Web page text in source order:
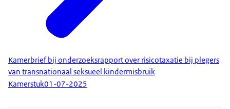
Kamerbrief bij onderzoeksrapport over risicotaxatie bij plegers
van transnationaal seksueel kindermisbruik
Kamerstuk01-07-2025